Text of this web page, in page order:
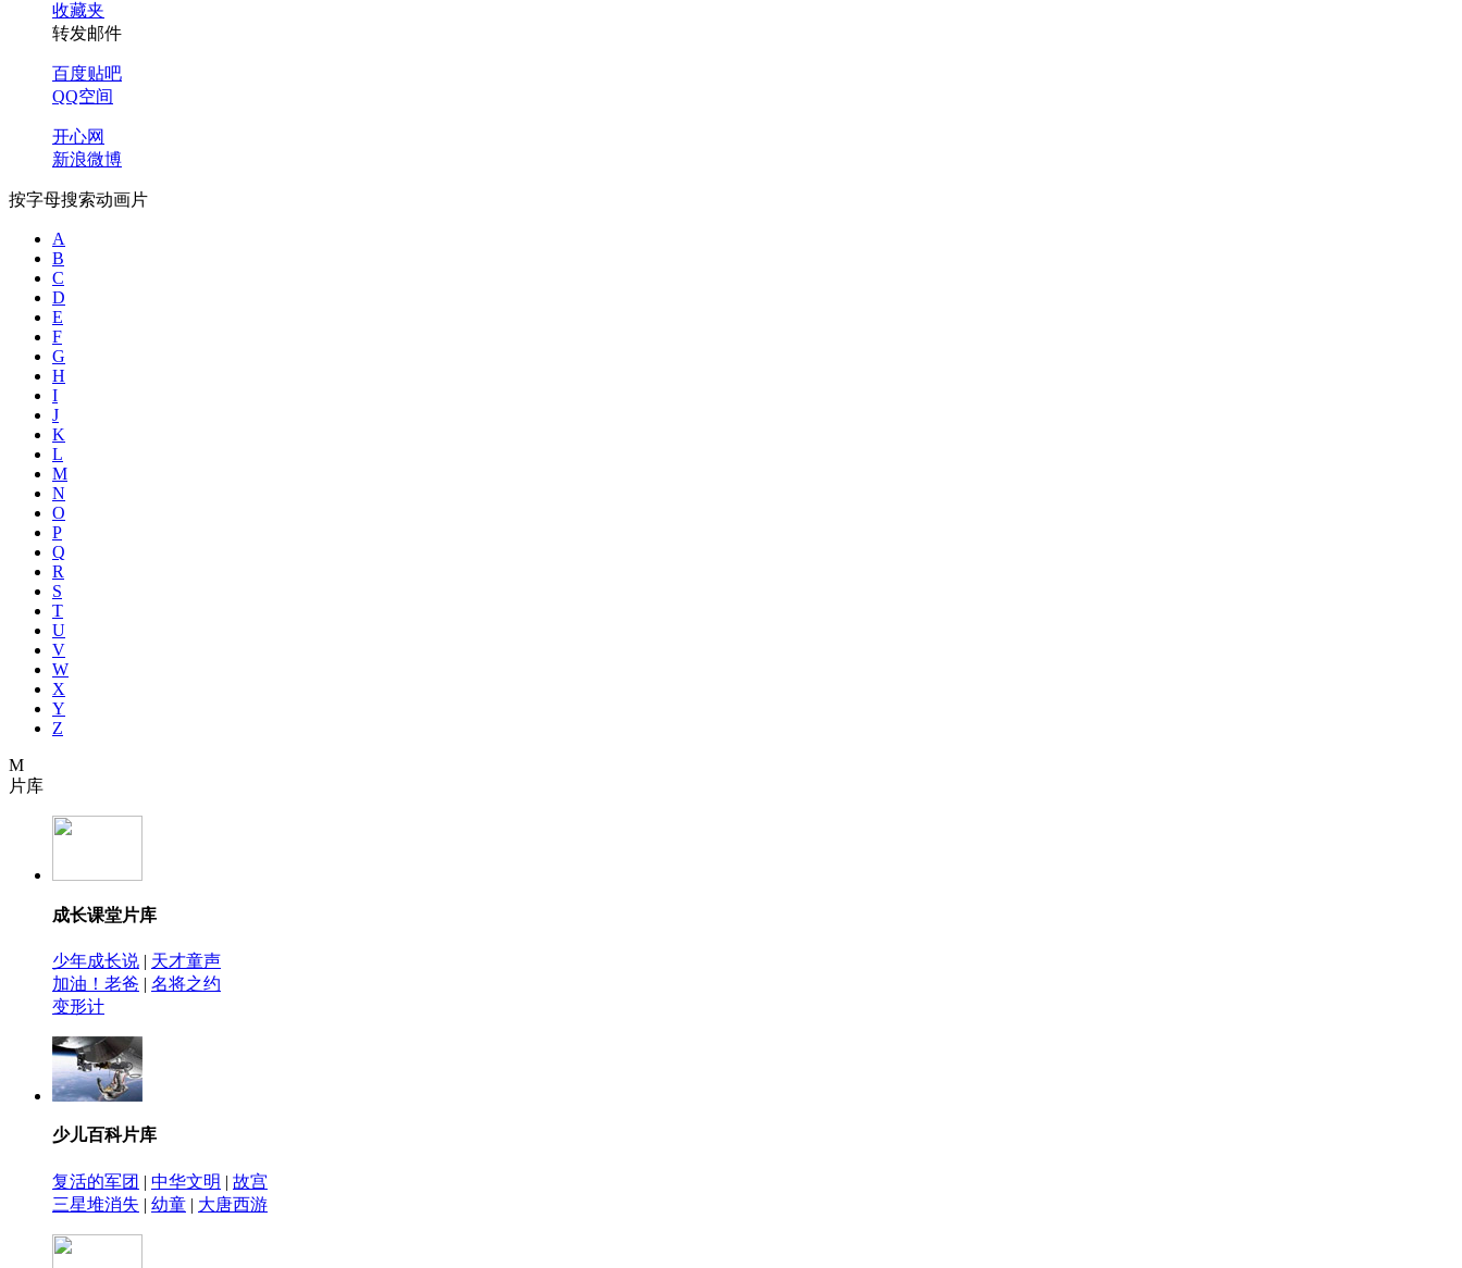
收藏夹
转发邮件
百度贴吧
QQ空间
开心网
新浪微博
按字母搜索动画片
A
B
C
D
E
F
G
H
I
J
K
L
M
N
O
P
Q
R
S
T
U
V
W
X
Y
Z
M
片库
成长课堂片库
少年成长说 | 天才童声
加油！老爸 | 名将之约
变形计
少儿百科片库
复活的军团 | 中华文明 | 故宫
三星堆消失 | 幼童 | 大唐西游